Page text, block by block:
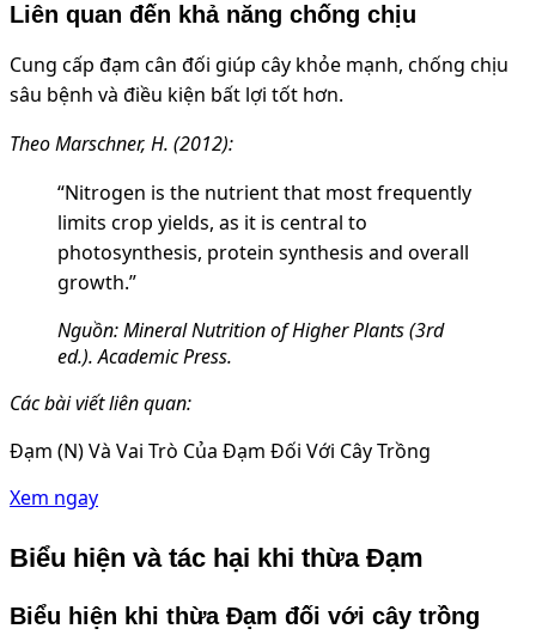
Liên quan đến khả năng chống chịu
Cung cấp đạm cân đối giúp cây khỏe mạnh, chống chịu
sâu bệnh và điều kiện bất lợi tốt hơn.
Theo Marschner, H. (2012):
“Nitrogen is the nutrient that most frequently
limits crop yields, as it is central to
photosynthesis, protein synthesis and overall
growth.”
Nguồn: Mineral Nutrition of Higher Plants (3rd
ed.). Academic Press.
Các bài viết liên quan:
Đạm (N) Và Vai Trò Của Đạm Đối Với Cây Trồng
Xem ngay
Biểu hiện và tác hại khi thừa Đạm
Biểu hiện khi thừa Đạm đối với cây trồng